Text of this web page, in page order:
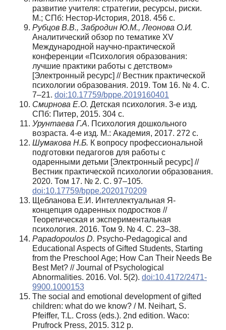
развитие учителя: стратегии, ресурсы, риски.
М.; СПб: Нестор-История, 2018. 456 с.
Рубцов В.В., Забродин Ю.М., Леонова О.И.
Аналитический обзор по тематике XV
Международной научно-практической
конференции «Психология образования:
лучшие практики работы с детством»
[Электронный ресурс] // Вестник практической
психологии образования. 2019. Том 16. № 4. С.
7–21. doi:10.17759/bppe.2019160401
Смирнова Е.О. Детская психология. 3-е изд.
СПб: Питер, 2015. 304 с.
Урунтаева Г.А. Психология дошкольного
возраста. 4-е изд. М.: Академия, 2017. 272 с.
Шумакова Н.Б. К вопросу профессиональной
подготовки педагогов для работы с
одаренными детьми [Электронный ресурс] //
Вестник практической психологии образования.
2020. Том 17. № 2. С. 97–105.
doi:10.17759/bppe.2020170209
Щебланова Е.И. Интеллектуальная Я-
концепция одаренных подростков //
Теоретическая и экспериментальная
психология. 2016. Том 9. № 4. С. 23–38.
Papadopoulos D. Psycho-Pedagogical and
Educational Aspects of Gifted Students, Starting
from the Preschool Age; How Can Their Needs Be
Best Met? // Journal of Psychological
Abnormalities. 2016. Vol. 5(2). doi:10.4172/2471-
9900.1000153
The social and emotional development of gifted
children: what do we know? / M. Neihart, S.
Pfeiffer, T.L. Cross (eds.). 2nd edition. Waco:
Prufrock Press, 2015. 312 p.